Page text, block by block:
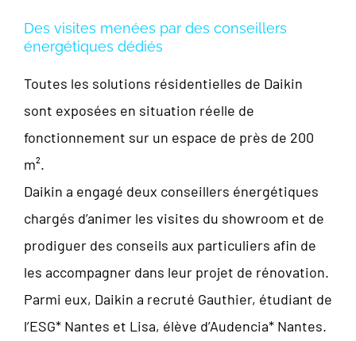
Des visites menées par des conseillers
énergétiques dédiés
Toutes les solutions résidentielles de Daikin
sont exposées en situation réelle de
fonctionnement sur un espace de près de 200
m².
Daikin a engagé deux conseillers énergétiques
chargés d’animer les visites du showroom et de
prodiguer des conseils aux particuliers afin de
les accompagner dans leur projet de rénovation.
Parmi eux, Daikin a recruté Gauthier, étudiant de
l’ESG* Nantes et Lisa, élève d’Audencia* Nantes.